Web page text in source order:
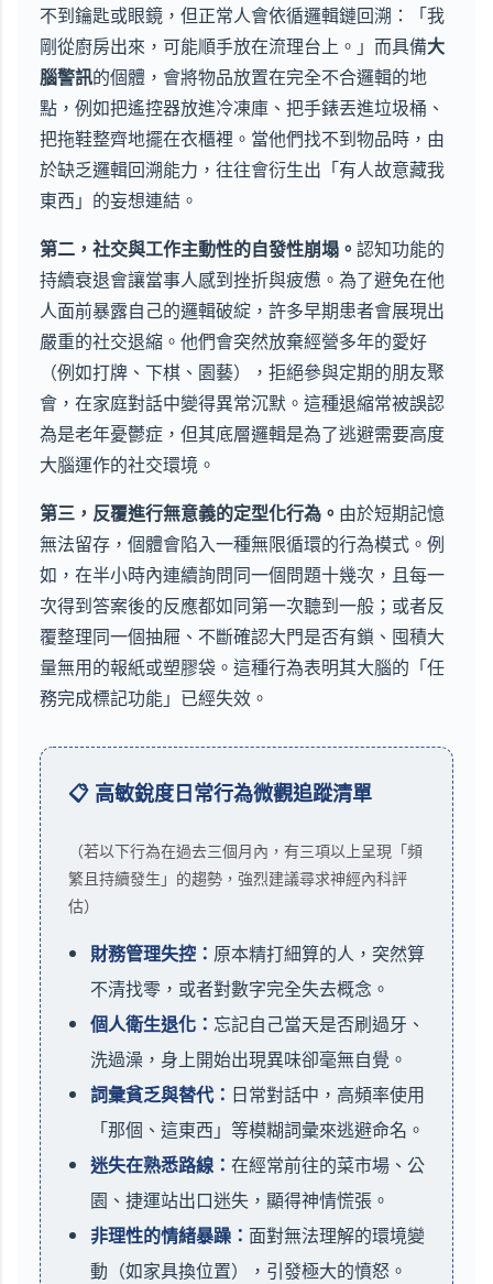
不到鑰匙或眼鏡，但正常人會依循邏輯鏈回溯：「我
剛從廚房出來，可能順手放在流理台上。」而具備大
腦警訊的個體，會將物品放置在完全不合邏輯的地
點，例如把遙控器放進冷凍庫、把手錶丟進垃圾桶、
把拖鞋整齊地擺在衣櫃裡。當他們找不到物品時，由
於缺乏邏輯回溯能力，往往會衍生出「有人故意藏我
東西」的妄想連結。
第二，社交與工作主動性的自發性崩塌。 認知功能的
持續衰退會讓當事人感到挫折與疲憊。為了避免在他
人面前暴露自己的邏輯破綻，許多早期患者會展現出
嚴重的社交退縮。他們會突然放棄經營多年的愛好
（例如打牌、下棋、園藝），拒絕參與定期的朋友聚
會，在家庭對話中變得異常沉默。這種退縮常被誤認
為是老年憂鬱症，但其底層邏輯是為了逃避需要高度
大腦運作的社交環境。
第三，反覆進行無意義的定型化行為。 由於短期記憶
無法留存，個體會陷入一種無限循環的行為模式。例
如，在半小時內連續詢問同一個問題十幾次，且每一
次得到答案後的反應都如同第一次聽到一般；或者反
覆整理同一個抽屜、不斷確認大門是否有鎖、囤積大
量無用的報紙或塑膠袋。這種行為表明其大腦的「任
務完成標記功能」已經失效。
📋 高敏銳度日常行為微觀追蹤清單
（若以下行為在過去三個月內，有三項以上呈現「頻
繁且持續發生」的趨勢，強烈建議尋求神經內科評
估）
財務管理失控： 原本精打細算的人，突然算
不清找零，或者對數字完全失去概念。
個人衛生退化： 忘記自己當天是否刷過牙、
洗過澡，身上開始出現異味卻毫無自覺。
詞彙貧乏與替代： 日常對話中，高頻率使用
「那個、這東西」等模糊詞彙來逃避命名。
迷失在熟悉路線： 在經常前往的菜市場、公
園、捷運站出口迷失，顯得神情慌張。
非理性的情緒暴躁： 面對無法理解的環境變
動（如家具換位置），引發極大的憤怒。